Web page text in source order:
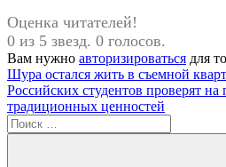
Оценка читателей!
0 из 5 звезд. 0 голосов.
Вам нужно авторизироваться для
Навигация
по
записям
Предыдущая
запись:
Шура остался жить в съемной
Следующая
запись:
Российских студентов проверят
традиционных ценностей
Поиск
для: